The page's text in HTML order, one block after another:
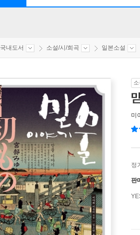
국내도서 소설/시/희곡 일본소설
미
정
판